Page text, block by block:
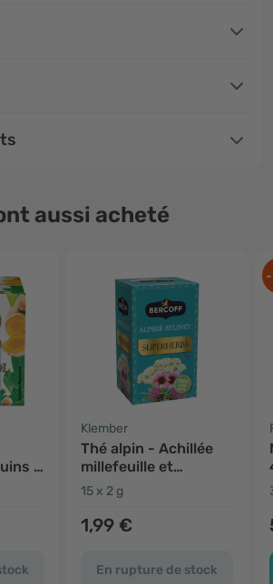
aussi acheté
-
Klember
Thé alpin - Achillée
millefeuille et
échinacée pourpre
15 x 2 g
1,99 €
En rupture de stock